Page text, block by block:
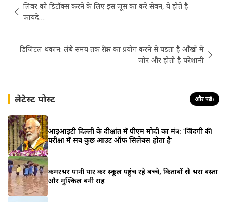
navigation
लिवर को डिटॉक्स करने के लिए इस जूस का करे सेवन, ये होते है
फायदे…
डिजिटल थकान: लंबे समय तक स्क्रीन का प्रयोग करने से पड़ता है आँखों में
जोर और होती है परेशानी
लेटेस्ट पोस्ट और पढ़ें›
आईआईटी दिल्ली के दीक्षांत में पीएम मोदी का मंत्र: ‘जिंदगी की
परीक्षा में सब कुछ आउट ऑफ सिलेबस होता है’
कमरभर पानी पार कर स्कूल पहुंच रहे बच्चे, किताबों से भरा बस्ता
और मुश्किल बनी राह